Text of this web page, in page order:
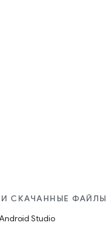
СКАЧАННЫЕ ФАЙЛЫ
Studio